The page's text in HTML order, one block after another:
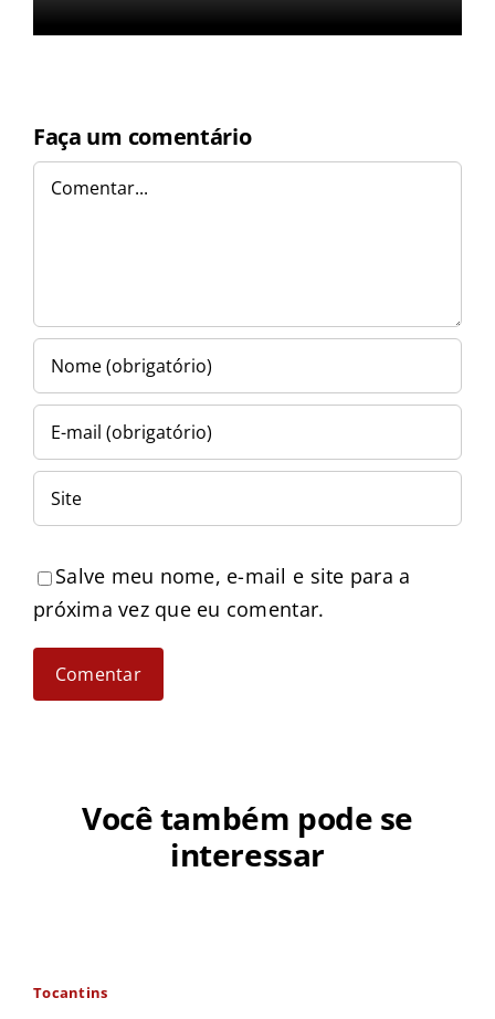
Faça um comentário
Comentar
Salve meu nome, e-mail e site para a
próxima vez que eu comentar.
Você também pode se
interessar
Tocantins